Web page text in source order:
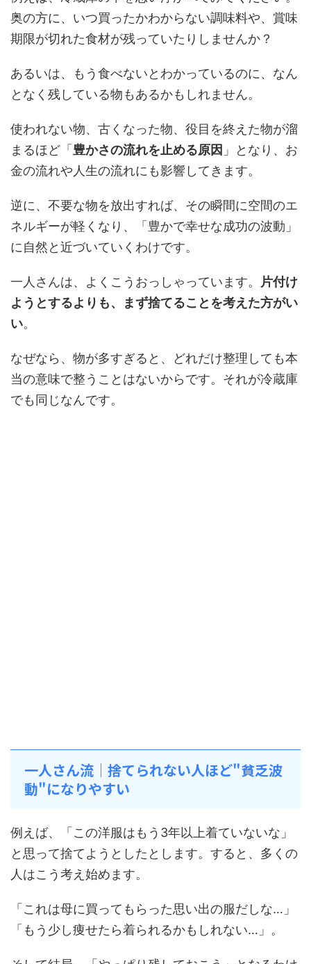
奥の方に、いつ買ったかわからない調味料や、賞味
期限が切れた食材が残っていたりしませんか？
あるいは、もう食べないとわかっているのに、なん
となく残している物もあるかもしれません。
使われない物、古くなった物、役目を終えた物が溜
まるほど「 豊かさの流れを止める原因 」となり、お
金の流れや人生の流れにも影響してきます。
逆に、不要な物を放出すれば、その瞬間に空間のエ
ネルギーが軽くなり、「豊かで幸せな成功の波動」
に自然と近づいていくわけです。
一人さんは、よくこうおっしゃっています。
片付け
ようとするよりも、まず捨てることを考えた方がい
い。
なぜなら、物が多すぎると、どれだけ整理しても本
当の意味で整うことはないからです。それが冷蔵庫
でも同じなんです。
一人さん流｜捨てられない人ほど"貧乏波
動"になりやすい
例えば、「この洋服はもう3年以上着ていないな」
と思って捨てようとしたとします。すると、多くの
人はこう考え始めます。
「これは母に買ってもらった思い出の服だしな…」
「もう少し痩せたら着られるかもしれない…」。